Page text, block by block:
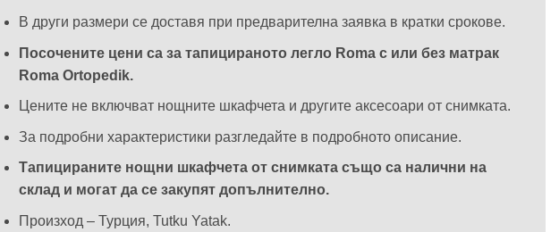
В други размери се доставя при предварителна заявка в кратки срокове.
Посочените цени са за тапицираното легло Roma с или без матрак
Roma Ortopedik.
Цените не включват нощните шкафчета и другите аксесоари от снимката.
За подробни характеристики разгледайте в подробното описание.
Тапицираните нощни шкафчета от снимката също са налични на
склад и могат да се закупят допълнително.
Произход – Турция, Tutku Yatak.